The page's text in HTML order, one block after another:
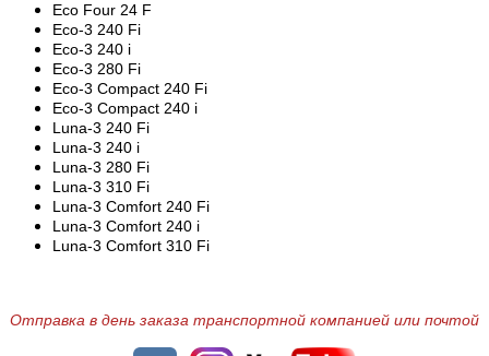
Eco Four 24 F
Eco-3 240 Fi
Eco-3 240 i
Eco-3 280 Fi
Eco-3 Compact 240 Fi
Eco-3 Compact 240 i
Luna-3 240 Fi
Luna-3 240 i
Luna-3 280 Fi
Luna-3 310 Fi
Luna-3 Comfort 240 Fi
Luna-3 Comfort 240 i
Luna-3 Comfort 310 Fi
Отправка в день заказа транспортной компанией или почтой